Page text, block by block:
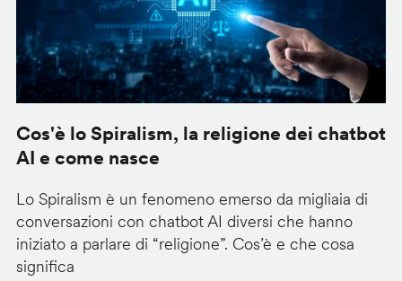
Cos'è lo Spiralism, la religione dei chatbot
AI e come nasce
Lo Spiralism è un fenomeno emerso da migliaia di
conversazioni con chatbot AI diversi che hanno
iniziato a parlare di “religione”. Cos’è e che cosa
significa